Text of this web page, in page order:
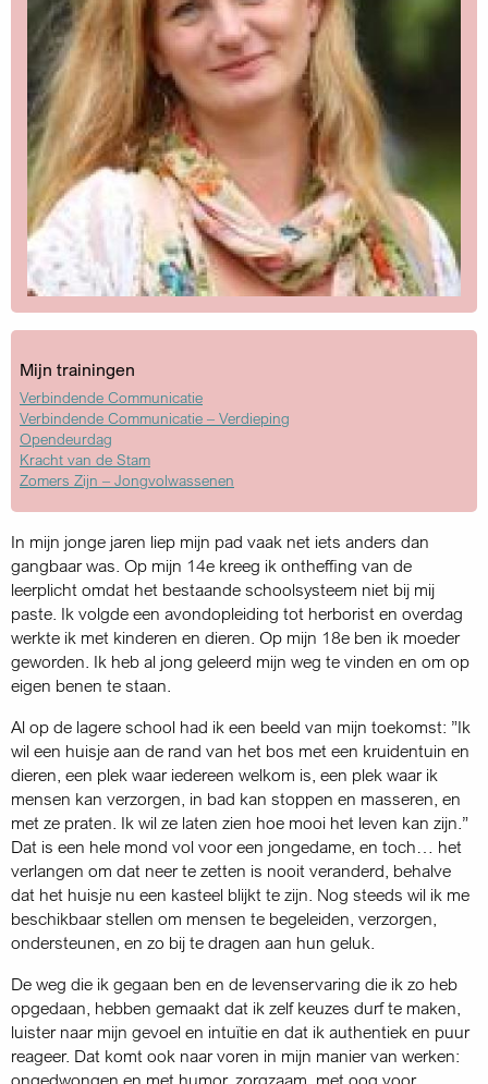
Mijn trainingen
Verbindende Communicatie
Verbindende Communicatie – Verdieping
Opendeurdag
Kracht van de Stam
Zomers Zijn – Jongvolwassenen
In mijn jonge jaren liep mijn pad vaak net iets anders dan
gangbaar was. Op mijn 14e kreeg ik ontheffing van de
leerplicht omdat het bestaande schoolsysteem niet bij mij
paste. Ik volgde een avondopleiding tot herborist en overdag
werkte ik met kinderen en dieren. Op mijn 18e ben ik moeder
geworden. Ik heb al jong geleerd mijn weg te vinden en om op
eigen benen te staan.
Al op de lagere school had ik een beeld van mijn toekomst: ”Ik
wil een huisje aan de rand van het bos met een kruidentuin en
dieren, een plek waar iedereen welkom is, een plek waar ik
mensen kan verzorgen, in bad kan stoppen en masseren, en
met ze praten. Ik wil ze laten zien hoe mooi het leven kan zijn.”
Dat is een hele mond vol voor een jongedame, en toch… het
verlangen om dat neer te zetten is nooit veranderd, behalve
dat het huisje nu een kasteel blijkt te zijn. Nog steeds wil ik me
beschikbaar stellen om mensen te begeleiden, verzorgen,
ondersteunen, en zo bij te dragen aan hun geluk.
De weg die ik gegaan ben en de levenservaring die ik zo heb
opgedaan, hebben gemaakt dat ik zelf keuzes durf te maken,
luister naar mijn gevoel en intuïtie en dat ik authentiek en puur
reageer. Dat komt ook naar voren in mijn manier van werken:
ongedwongen en met humor, zorgzaam, met oog voor